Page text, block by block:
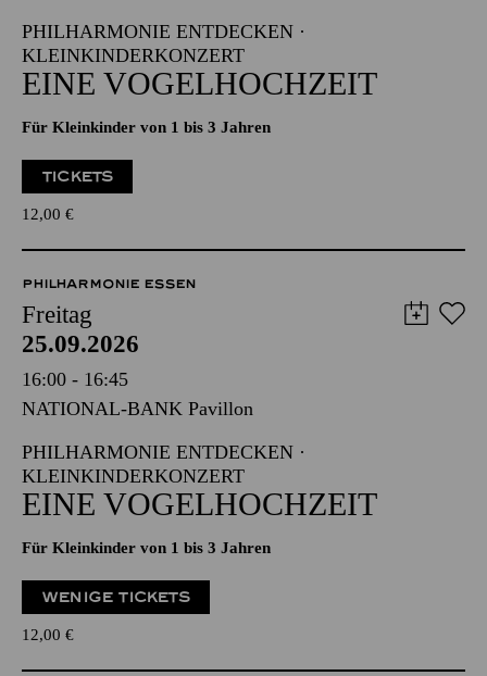
PHILHARMONIE ENTDECKEN ·
KLEINKINDERKONZERT
EINE VOGELHOCHZEIT
Für Kleinkinder von 1 bis 3 Jahren
TICKETS
12,00 €
PHILHARMONIE ESSEN
Freitag
25.09.2026
16:00 - 16:45
NATIONAL-BANK Pavillon
PHILHARMONIE ENTDECKEN ·
KLEINKINDERKONZERT
EINE VOGELHOCHZEIT
Für Kleinkinder von 1 bis 3 Jahren
WENIGE TICKETS
12,00 €